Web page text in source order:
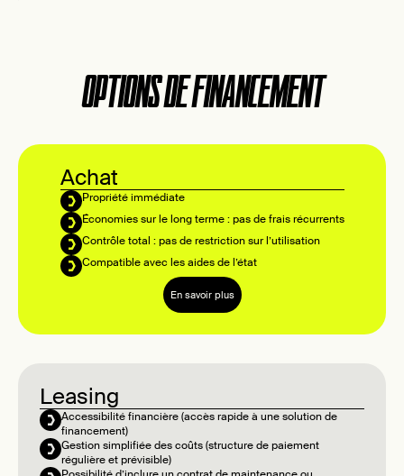
OPTIONS DE FINANCEMENT
Achat
Propriété immédiate
Économies sur le long terme : pas de frais récurrents
Contrôle total : pas de restriction sur l’utilisation
Compatible avec les aides de l’état
En savoir plus
Leasing
Accessibilité financière (accès rapide à une solution de
financement)
Gestion simplifiée des coûts (structure de paiement
régulière et prévisible)